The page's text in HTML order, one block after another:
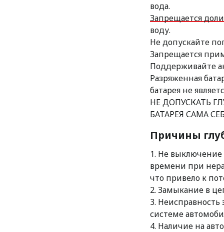
вода.
Запрещается
воду.
Не допускайте
Запрещается
Поддерживайте
Разряженная
батарея не
НЕ ДОПУСКАТЬ
БАТАРЕЯ САМА
Причины
1. Не выключение
времени при
что привело к
2. Замыкание в
3. Неисправность
системе
4. Наличие на